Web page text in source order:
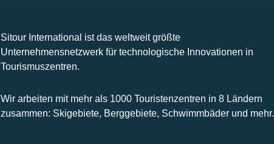
Sitour International ist das weltweit größte
Unternehmensnetzwerk für technologische Innovationen in
Tourismuszentren.
Wir arbeiten mit mehr als 1000 Touristenzentren in 8 Ländern
zusammen: Skigebiete, Berggebiete, Schwimmbäder und mehr.